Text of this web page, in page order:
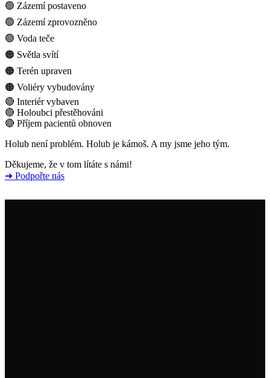
🟢 Zázemí postaveno
🟢 Zázemí zprovozněno
🟢 Voda teče
🟠 Světla svítí
🟠 Terén upraven
🟠 Voliéry vybudovány
🔴 Interiér vybaven
🔴 Holoubci přestěhováni
🔴 Příjem pacientů obnoven
Holub není problém. Holub je kámoš. A my jsme jeho tým.
Děkujeme, že v tom lítáte s námi!
➜ Podpořte nás